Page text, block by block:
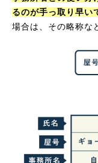
るのが手っ取り早い
場合は、その略称な